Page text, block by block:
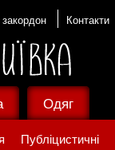
Контакти
Публіцистичні
Одяг